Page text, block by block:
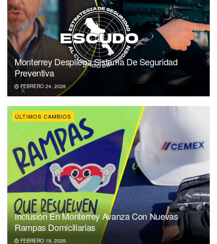
Monterrey Despliega Sistema De Seguridad
Preventiva
FEBRERO 24, 2026
ÚLTIMOS CAMBIOS
Inclusión En Monterrey Avanza Con Nuevas
Rampas Domiciliarias
FEBRERO 19, 2026